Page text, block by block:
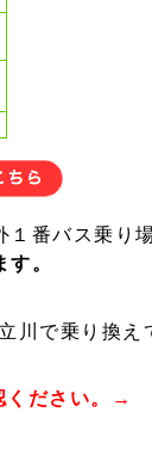
１番バス乗り
。
川で乗り換え
ください。→